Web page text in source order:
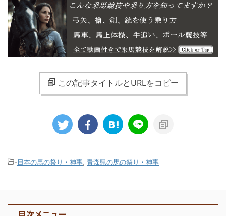
この記事タイトルとURLをコピー
-日本の馬の祭り・神事 青森県の馬の祭り・神事